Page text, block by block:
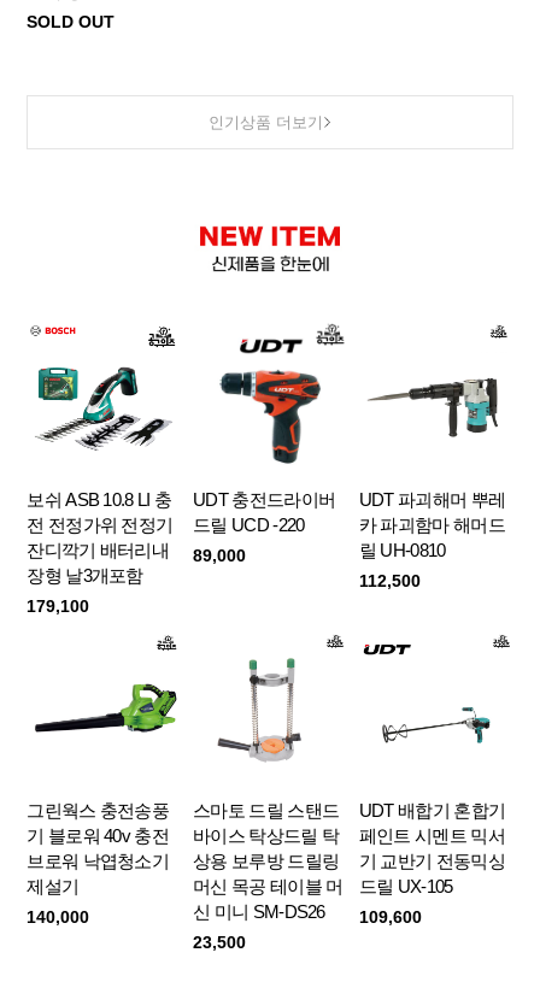
SOLD OUT
인기상품 더보기
보쉬 ASB 10.8 LI 충
전 전정가위 전정기
잔디깍기 배터리내
장형 날3개포함
179,100
UDT 충전드라이버
드릴 UCD -220
89,000
UDT 파괴해머 뿌레
카 파괴함마 해머드
릴 UH-0810
112,500
그린웍스 충전송풍
기 블로워 40v 충전
브로워 낙엽청소기
제설기
140,000
스마토 드릴 스탠드
바이스 탁상드릴 탁
상용 보루방 드릴링
머신 목공 테이블 머
신 미니 SM-DS26
23,500
UDT 배합기 혼합기
페인트 시멘트 믹서
기 교반기 전동믹싱
드릴 UX-105
109,600